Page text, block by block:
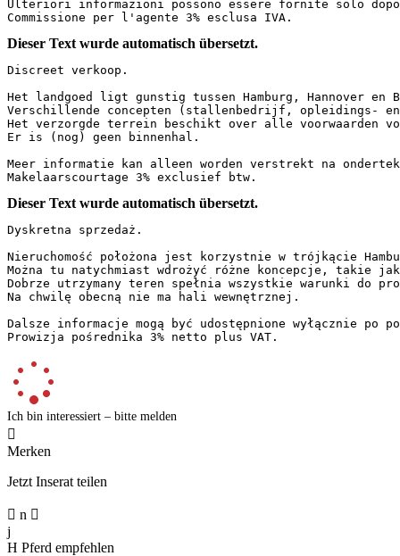
Ulteriori informazioni possono essere fornite solo
Commissione per l'agente 3% esclusa IVA.
Dieser Text wurde automatisch übersetzt.
Discreet verkoop.
Het landgoed ligt gunstig tussen Hamburg, Hannover en
Verschillende concepten (stallenbedrijf, opleidings-
Het verzorgde terrein beschikt over alle voorwaarden
Er is (nog) geen binnenhal.
Meer informatie kan alleen worden verstrekt na
Makelaarscourtage 3% exclusief btw.
Dieser Text wurde automatisch übersetzt.
Dyskretna sprzedaż.
Nieruchomość położona jest korzystnie w trójkącie
Można tu natychmiast wdrożyć różne koncepcje,
Dobrze utrzymany teren spełnia wszystkie warunki
Na chwilę obecną nie ma hali wewnętrznej.
Dalsze informacje mogą być udostępnione wyłącznie po
Prowizja pośrednika 3% netto plus VAT.
Ich bin interessiert – bitte melden

Merken
Jetzt Inserat teilen
 n 
j
H Pferd empfehlen